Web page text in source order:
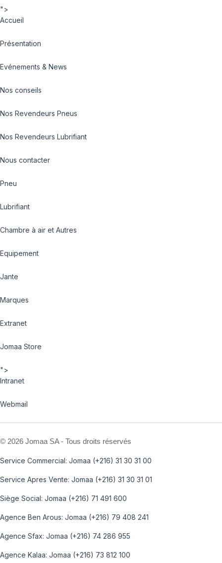
">
Accueil
Présentation
Evénements & News
Nos conseils
Nos Revendeurs Pneus
Nos Revendeurs Lubrifiant
Nous contacter
Pneu
Lubrifiant
Chambre à air et Autres
Equipement
Jante
Marques
Extranet
Jomaa Store
">
Intranet
Webmail
© 2026 Jomaa SA - Tous droits réservés
Service Commercial: Jomaa (+216) 31 30 31 00
Service Apres Vente: Jomaa (+216) 31 30 31 01
Siège Social: Jomaa (+216) 71 491 600
Agence Ben Arous: Jomaa (+216) 79 408 241
Agence Sfax: Jomaa (+216) 74 286 955
Agence Kalaa: Jomaa (+216) 73 812 100